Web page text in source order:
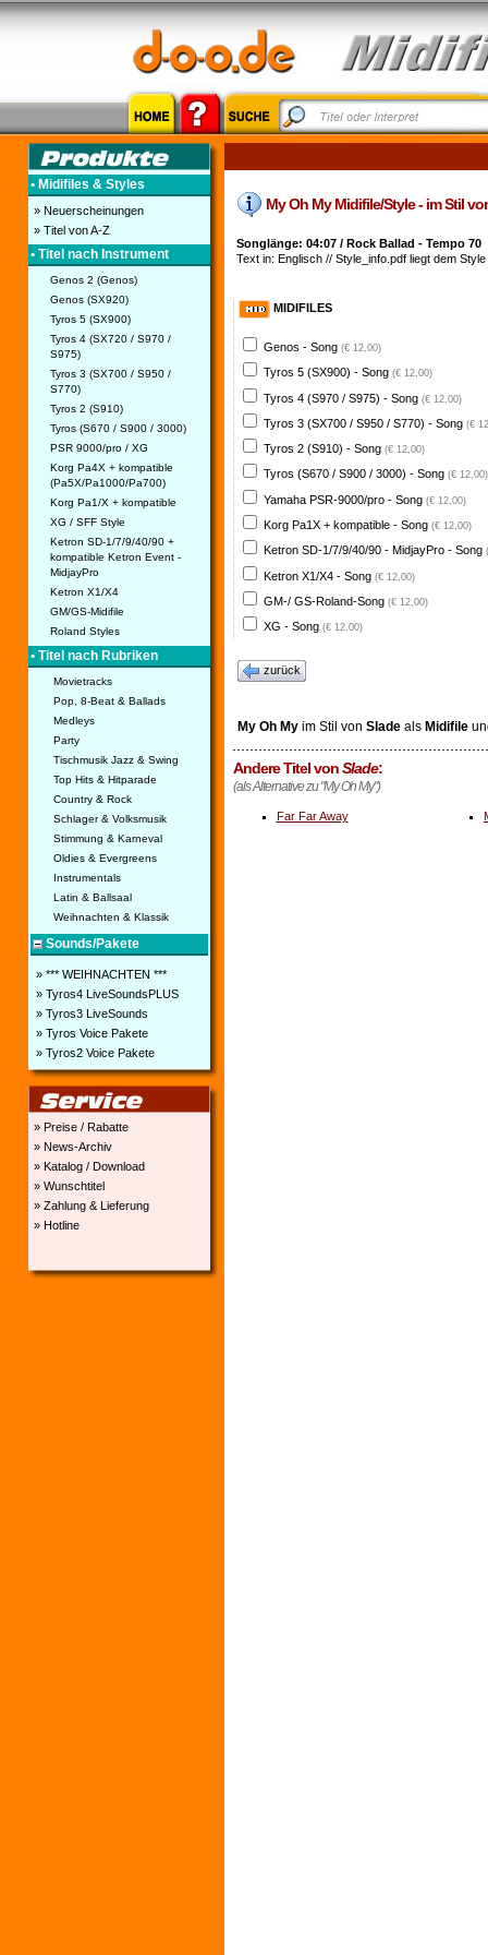
• Midifiles & Styles
» Neuerscheinungen
» Titel von A-Z
• Titel nach Instrument
Genos 2 (Genos)
Genos (SX920)
Tyros 5 (SX900)
Tyros 4 (SX720 / S970 /
S975)
Tyros 3 (SX700 / S950 /
S770)
Tyros 2 (S910)
Tyros (S670 / S900 / 3000)
PSR 9000/pro / XG
Korg Pa4X + kompatible
(Pa5X/Pa1000/Pa700)
Korg Pa1/X + kompatible
XG / SFF Style
Ketron SD-1/7/9/40/90 +
kompatible Ketron Event -
MidjayPro
Ketron X1/X4
GM/GS-Midifile
Roland Styles
• Titel nach Rubriken
Movietracks
Pop, 8-Beat & Ballads
Medleys
Party
Tischmusik Jazz & Swing
Top Hits & Hitparade
Country & Rock
Schlager & Volksmusik
Stimmung & Karneval
Oldies & Evergreens
Instrumentals
Latin & Ballsaal
Weihnachten & Klassik
Sounds/Pakete
» *** WEIHNACHTEN ***
» Tyros4 LiveSoundsPLUS
» Tyros3 LiveSounds
» Tyros Voice Pakete
» Tyros2 Voice Pakete
» Preise / Rabatte
» News-Archiv
» Katalog / Download
» Wunschtitel
» Zahlung & Lieferung
» Hotline
My Oh My Midifile/Style - im Stil
Songlänge: 04:07 / Rock Ballad - Tempo 70
Text in: Englisch // Style_info.pdf liegt dem
MIDIFILES
Genos - Song (€ 12,00)
Tyros 5 (SX900) - Song (€ 12,00)
Tyros 4 (S970 / S975) - Song (€ 12,00)
Tyros 3 (SX700 / S950 / S770) - Song (€
Tyros 2 (S910) - Song (€ 12,00)
Tyros (S670 / S900 / 3000) - Song (€ 12,00)
Yamaha PSR-9000/pro - Song (€ 12,00)
Korg Pa1X + kompatible - Song (€ 12,00)
Ketron SD-1/7/9/40/90 - MidjayPro - Song
Ketron X1/X4 - Song (€ 12,00)
GM-/ GS-Roland-Song (€ 12,00)
XG - Song (€ 12,00)
zurück
My Oh Myim Stil von Sladeals Midifile
Andere Titel vonSlade:
(als Alternative zu "My Oh My")
Far Far Away